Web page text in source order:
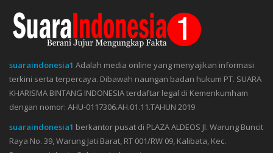
suaraindonesia1 Adalah media online yang menyajikan informasi
terkini serta terpercaya. Dibawah naungan badan hukum PT. SUARA
KHARISMA BINTANG INDONESIA terdaftar legal di Kemenkumham
dengan nomor: AHU-0117306.AH.01.11.TAHUN 2019
suaraindonesia1 berkantor pusat di PLAZA ALDEOS Jl. Warung Buncit
Raya No. 39, Warung Jati Barat, RT 001/RW 09, Kalibata, Kec.